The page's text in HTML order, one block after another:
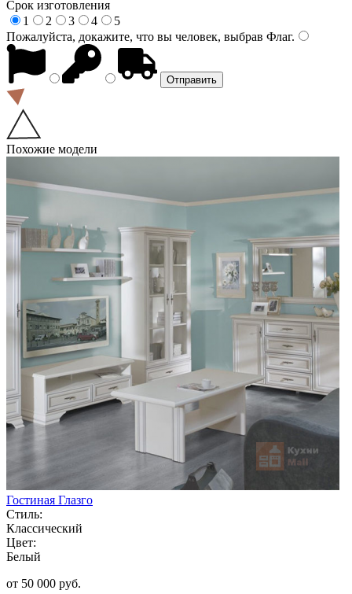
Срок изготовления
1
2 3 4
5
Пожалуйста, докажите, что вы человек, выбрав Флаг.
Похожие модели
Гостиная Глазго
Стиль:
Классический
Цвет:
Белый
от 50 000 руб.